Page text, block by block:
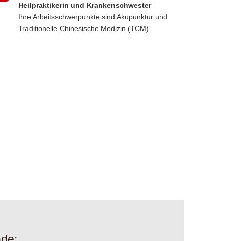
Heilpraktikerin und Krankenschwester
Ihre Arbeitsschwerpunkte sind Akupunktur und
Traditionelle Chinesische Medizin (TCM).